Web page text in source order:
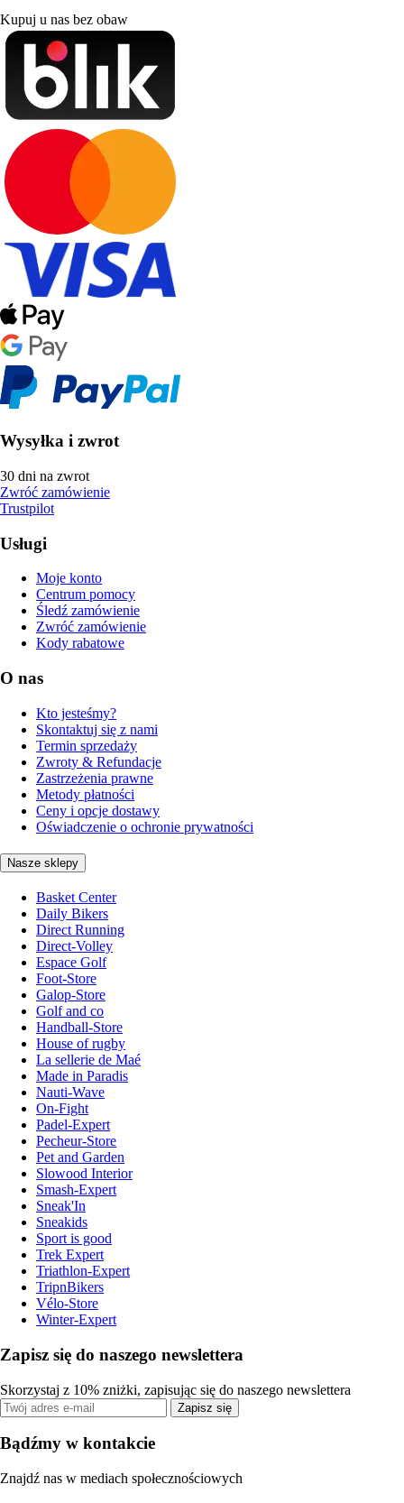
Kupuj u nas bez obaw
Wysyłka i zwrot
30 dni na zwrot
Zwróć zamówienie
Trustpilot
Usługi
Moje konto
Centrum pomocy
Śledź zamówienie
Zwróć zamówienie
Kody rabatowe
O nas
Kto jesteśmy?
Skontaktuj się z nami
Termin sprzedaży
Zwroty & Refundacje
Zastrzeżenia prawne
Metody płatności
Ceny i opcje dostawy
Oświadczenie o ochronie prywatności
Nasze sklepy
Basket Center
Daily Bikers
Direct Running
Direct-Volley
Espace Golf
Foot-Store
Galop-Store
Golf and co
Handball-Store
House of rugby
La sellerie de Maé
Made in Paradis
Nauti-Wave
On-Fight
Padel-Expert
Pecheur-Store
Pet and Garden
Slowood Interior
Smash-Expert
Sneak'In
Sneakids
Sport is good
Trek Expert
Triathlon-Expert
TripnBikers
Vélo-Store
Winter-Expert
Zapisz się do naszego newslettera
Skorzystaj z 10% zniżki, zapisując się do naszego newslettera
Zapisz się
Bądźmy w kontakcie
Znajdź nas w mediach społecznościowych